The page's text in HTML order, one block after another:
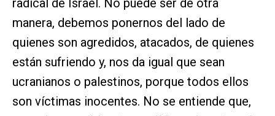
radical de Israel. No puede ser de otra
manera, debemos ponernos del lado de
quienes son agredidos, atacados, de quienes
están sufriendo y, nos da igual que sean
ucranianos o palestinos, porque todos ellos
son víctimas inocentes. No se entiende que,